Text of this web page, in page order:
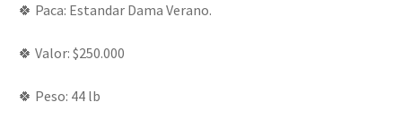
🍀 Paca: Estandar Dama Verano.
🍀 Valor: $250.000
🍀 Peso: 44 lb